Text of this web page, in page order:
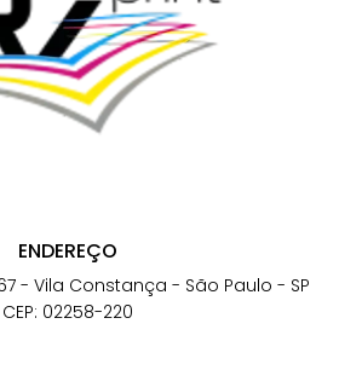
ENDEREÇO
- Vila Constança - São Paulo - SP
CEP: 02258-220